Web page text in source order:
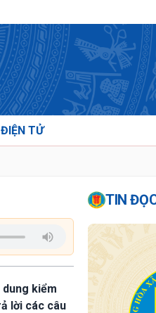
TỬ
kiểm
lời các câu
TIN